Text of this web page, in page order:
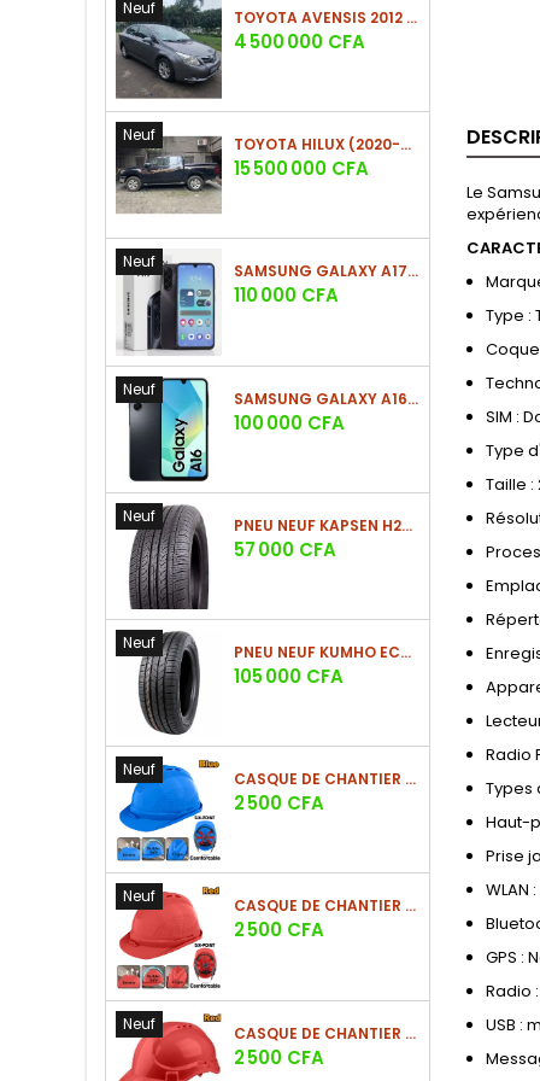
Neuf TOYOTA AVENSIS 2012 (PHASE 2)
Prix
4 500 000 CFA
Neuf TOYOTA HILUX (2020-2021)
Prix
15 500 000 CFA
Neuf SAMSUNG GALAXY A17 (4GO/128GO)
Prix
110 000 CFA
Neuf SAMSUNG GALAXY A16 4G (4GO/128GO)
Prix
100 000 CFA
Neuf PNEU NEUF KAPSEN H202 225/60 R18 100H
Prix
57 000 CFA
Neuf PNEU NEUF KUMHO ECSTA HS52 225/60 R17 99V
Prix
105 000 CFA
Neuf CASQUE DE CHANTIER BLEU EN PE 380G
Prix
2 500 CFA
Neuf CASQUE DE CHANTIER ROUGE EN PE 380G
Prix
2 500 CFA
Neuf CASQUE DE CHANTIER ROUGE EN PE 330G - NOUVEAU MODÈLE
Prix
2 500 CFA
Le
Type :
SIM :
Type
Taille
Radio
Types
Haut-
Prise
WLAN
GPS :
Radio
USB :